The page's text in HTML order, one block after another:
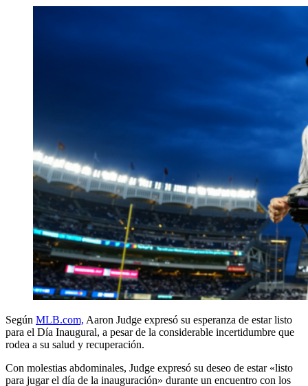
Según MLB.com, Aaron Judge expresó su esperanza de estar listo
para el Día Inaugural, a pesar de la considerable incertidumbre que
rodea a su salud y recuperación.
Con molestias abdominales, Judge expresó su deseo de estar «listo
para jugar el día de la inauguración» durante un encuentro con los